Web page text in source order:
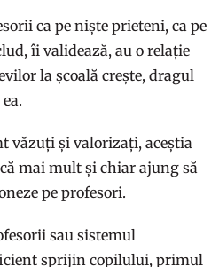
ca pe niște prieteni, ca pe
îi validează, au o relație
la școală crește, dragul
văzuți și valorizați, aceștia
mai mult și chiar ajung să
pe profesori.
sau sistemul
sprijin copilului, primul